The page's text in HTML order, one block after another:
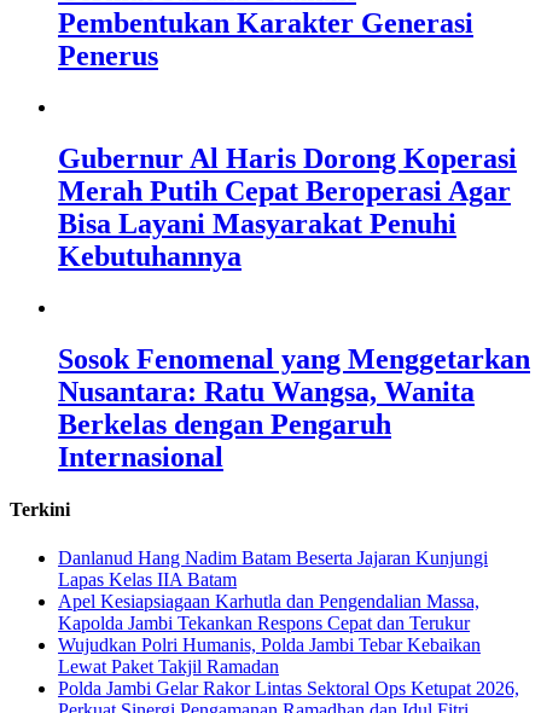
Pembentukan Karakter Generasi
Penerus
Gubernur Al Haris Dorong Koperasi
Merah Putih Cepat Beroperasi Agar
Bisa Layani Masyarakat Penuhi
Kebutuhannya
Sosok Fenomenal yang Menggetarkan
Nusantara: Ratu Wangsa, Wanita
Berkelas dengan Pengaruh
Internasional
Terkini
Danlanud Hang Nadim Batam Beserta Jajaran Kunjungi
Lapas Kelas IIA Batam
Apel Kesiapsiagaan Karhutla dan Pengendalian Massa,
Kapolda Jambi Tekankan Respons Cepat dan Terukur
Wujudkan Polri Humanis, Polda Jambi Tebar Kebaikan
Lewat Paket Takjil Ramadan
Polda Jambi Gelar Rakor Lintas Sektoral Ops Ketupat 2026,